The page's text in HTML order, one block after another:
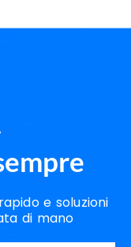
e soluzioni
di mano